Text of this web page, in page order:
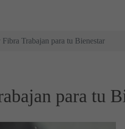
Trabajan para tu Bienestar
para tu